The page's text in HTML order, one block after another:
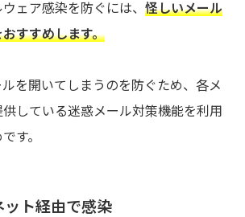
ェア感染を防ぐには、 怪しいメール
すすめします。
を開いてしまうのを防ぐため、各メ
している迷惑メール対策機能を利用
す。
ット経由で感染